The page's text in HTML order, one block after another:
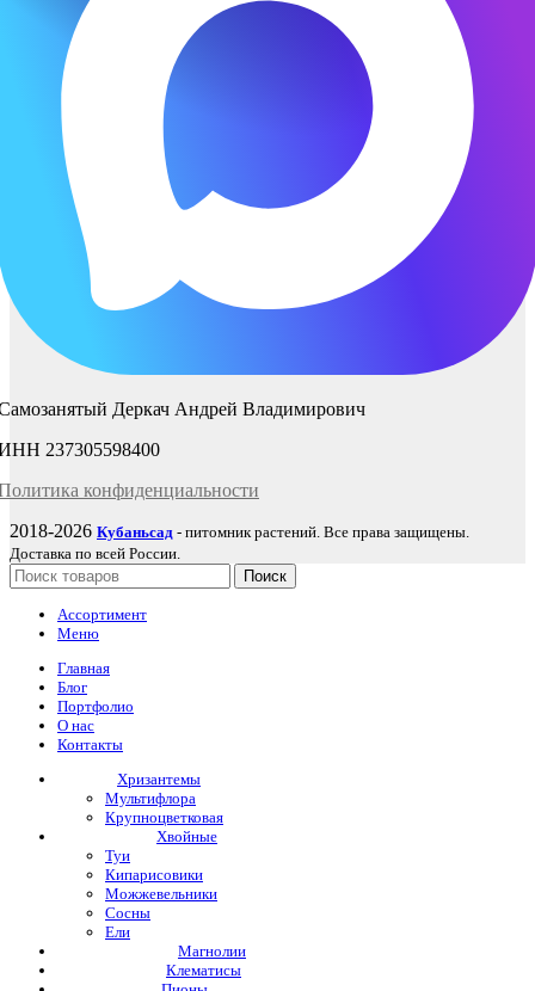
Деркач Андрей Владимирович
237305598400
конфиденциальности
2018-2026 Кубаньсад - питомник растений. Все права защищены.
Доставка по всей России.
Поиск
Ассортимент
Меню
Главная
Блог
Портфолио
О нас
Контакты
Хризантемы
Мультифлора
Крупноцветковая
Хвойные
Туи
Кипарисовики
Можжевельники
Сосны
Ели
Магнолии
Клематисы